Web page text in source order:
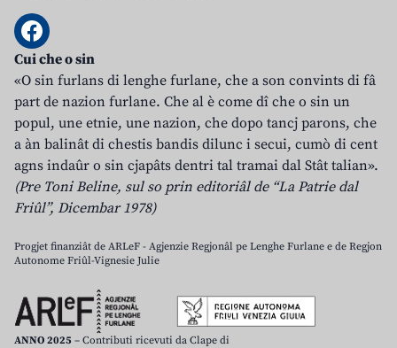
Cui che o sin
«O sin furlans di lenghe furlane, che a son convints di fâ
part de nazion furlane. Che al è come dî che o sin un
popul, une etnie, une nazion, che dopo tancj parons, che
a àn balinât di chestis bandis dilunc i secui, cumò di cent
agns indaûr o sin cjapâts dentri tal tramai dal Stât talian».
(Pre Toni Beline, sul so prin editoriâl de “La Patrie dal
Friûl”, Dicembar 1978)
Progjet finanziât de ARLeF - Agjenzie Regjonâl pe Lenghe Furlane e de Regjon
Autonome Friûl-Vignesie Julie
ANNO 2025 – Contributi ricevuti da Clape di